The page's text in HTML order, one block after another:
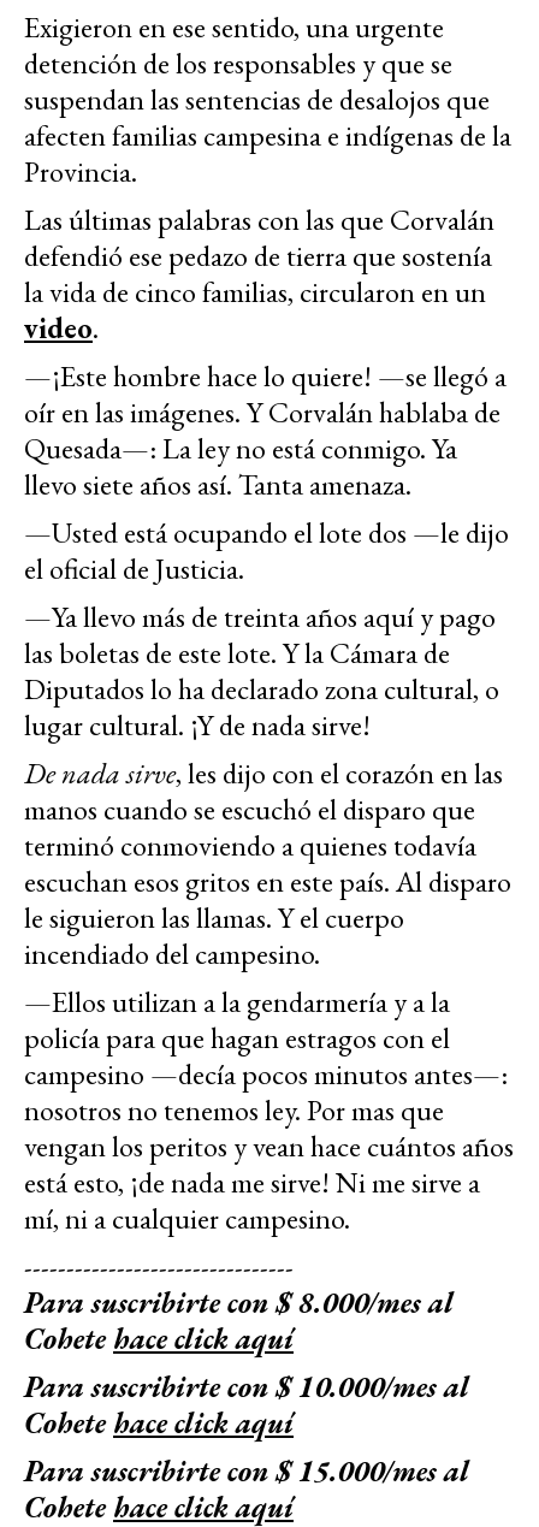
Exigieron en ese sentido, una urgente
detención de los responsables y que se
suspendan las sentencias de desalojos que
afecten familias campesina e indígenas de la
Provincia.
Las últimas palabras con las que Corvalán
defendió ese pedazo de tierra que sostenía
la vida de cinco familias, circularon en un
video.
—¡Este hombre hace lo quiere! —se llegó a
oír en las imágenes. Y Corvalán hablaba de
Quesada—: La ley no está conmigo. Ya
llevo siete años así. Tanta amenaza.
—Usted está ocupando el lote dos —le dijo
el oficial de Justicia.
—Ya llevo más de treinta años aquí y pago
las boletas de este lote. Y la Cámara de
Diputados lo ha declarado zona cultural, o
lugar cultural. ¡Y de nada sirve!
De nada sirve, les dijo con el corazón en las
manos cuando se escuchó el disparo que
terminó conmoviendo a quienes todavía
escuchan esos gritos en este país. Al disparo
le siguieron las llamas. Y el cuerpo
incendiado del campesino.
—Ellos utilizan a la gendarmería y a la
policía para que hagan estragos con el
campesino —decía pocos minutos antes—:
nosotros no tenemos ley. Por mas que
vengan los peritos y vean hace cuántos años
está esto, ¡de nada me sirve! Ni me sirve a
mí, ni a cualquier campesino.
--------------------------------
Para suscribirte con $ 8.000/mes al
Cohetehace click aquí
Para suscribirte con $ 10.000/mes al
Cohetehace click aquí
Para suscribirte con $ 15.000/mes al
Cohetehace click aquí